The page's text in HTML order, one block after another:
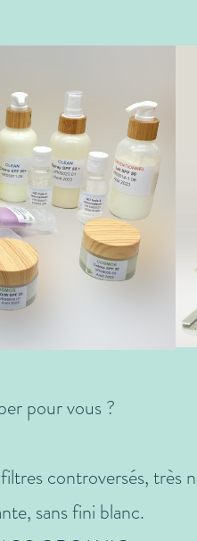
pour vous ?
controversés, très
sans fini blanc.